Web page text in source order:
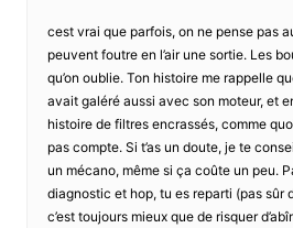
cest vrai que parfois, on ne pense pas
peuvent foutre en l’air une sortie. Les
qu’on oublie. Ton histoire me rappelle
avait galéré aussi avec son moteur, et
histoire de filtres encrassés, comme
pas compte. Si t’as un doute, je te
un mécano, même si ça coûte un peu.
diagnostic et hop, tu es reparti (pas sûr
c’est toujours mieux que de risquer